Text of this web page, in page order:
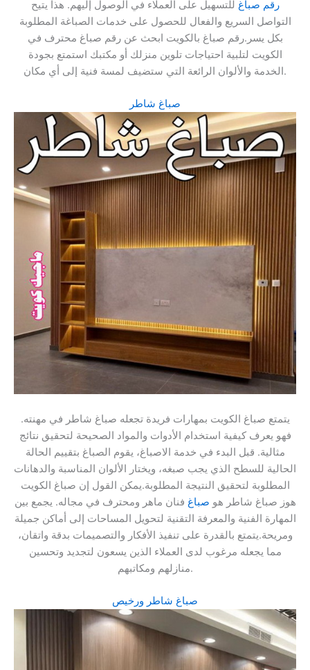
رقم صباغ للتسهيل على العملاء في الوصول إليهم. هذا يتيح
التواصل السريع والفعال للحصول على خدمات الصباغة المطلوبة
بكل يسر.رقم صباغ بالكويت ابحث عن رقم صباغ محترف في
الكويت لتلبية احتياجات تلوين منزلك أو مكتبك استمتع بجودة
الخدمة والألوان الرائعة التي ستضيف لمسة فنية إلى أي مكان.
صباغ شاطر
يتمتع صباغ الكويت بمهارات فريدة تجعله صباغ شاطر في مهنته.
فهو يعرف كيفية استخدام الأدوات والمواد الصحيحة لتحقيق نتائج
مثالية. قبل البدء في خدمة الاصباغ، يقوم الصباغ بتقييم الحالة
الحالية للسطح الذي يجب صبغه، ويختار الألوان المناسبة والدهانات
المطلوبة لتحقيق النتيجة المطلوبة.يمكن القول إن صباغ الكويت
هوز صباغ شاطر هو صباغ فنان ماهر ومحترف في مجاله. يجمع بين
المهارة الفنية والمعرفة التقنية لتحويل المساحات إلى أماكن جميلة
ومريحة.يتمتع بالقدرة على تنفيذ الأفكار والتصميمات بدقة واتقان،
مما يجعله مرغوب لدى العملاء الذين يسعون لتجديد وتحسين
منازلهم ومكاتبهم.
صباغ شاطر ورخيص